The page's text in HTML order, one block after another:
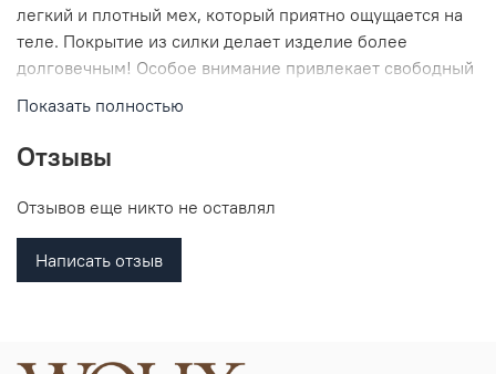
легкий и плотный мех, который приятно ощущается на
теле. Покрытие из силки делает изделие более
долговечным! Особое внимание привлекает свободный
Спущенная линия плеч добавляет комфорта, а застежка
на молнии и трикотажные манжеты служат не только
функциональными элементами, но и оригинальной
пальто зимнее женское остается легким и комфортным.
Эта верхняя одежда прекрасно подойдет как для
зимняя натуральная, пальто женское легко дополнит
Показать полностью
Отзывы
Отзывов еще никто не оставлял
Написать отзыв